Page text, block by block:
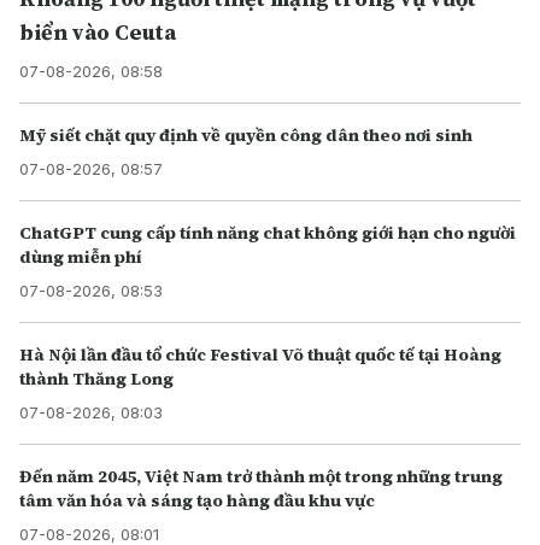
biển vào Ceuta
07-08-2026, 08:58
Mỹ siết chặt quy định về quyền công dân theo nơi sinh
07-08-2026, 08:57
ChatGPT cung cấp tính năng chat không giới hạn cho người
dùng miễn phí
07-08-2026, 08:53
Hà Nội lần đầu tổ chức Festival Võ thuật quốc tế tại Hoàng
thành Thăng Long
07-08-2026, 08:03
Đến năm 2045, Việt Nam trở thành một trong những trung
tâm văn hóa và sáng tạo hàng đầu khu vực
07-08-2026, 08:01